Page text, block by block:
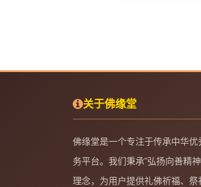
关于佛缘堂
佛缘堂是一个专注于传承中华
务平台。我们秉承"弘扬向善精
理念，为用户提供礼佛祈福、祭